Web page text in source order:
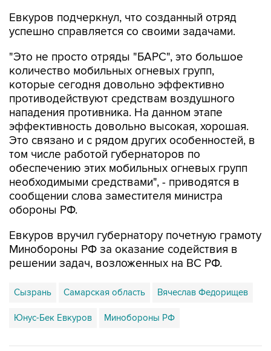
Евкуров подчеркнул, что созданный отряд
успешно справляется со своими задачами.
"Это не просто отряды "БАРС", это большое
количество мобильных огневых групп,
которые сегодня довольно эффективно
противодействуют средствам воздушного
нападения противника. На данном этапе
эффективность довольно высокая, хорошая.
Это связано и с рядом других особенностей, в
том числе работой губернаторов по
обеспечению этих мобильных огневых групп
необходимыми средствами", - приводятся в
сообщении слова заместителя министра
обороны РФ.
Евкуров вручил губернатору почетную грамоту
Минобороны РФ за оказание содействия в
решении задач, возложенных на ВС РФ.
Сызрань Самарская область Вячеслав Федорищев
Юнус-Бек Евкуров Минобороны РФ